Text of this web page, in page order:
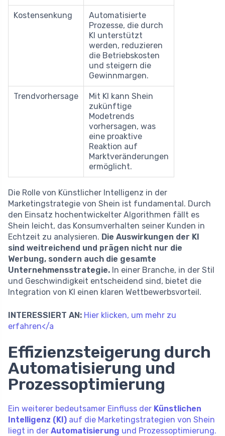
Kostensenkung
Automatisierte
Prozesse, die durch
KI unterstützt
werden, reduzieren
die Betriebskosten
und steigern die
Gewinnmargen.
Trendvorhersage
Mit KI kann Shein
zukünftige
Modetrends
vorhersagen, was
eine proaktive
Reaktion auf
Marktveränderungen
ermöglicht.
Die Rolle von Künstlicher Intelligenz in der
Marketingstrategie von Shein ist fundamental. Durch
den Einsatz hochentwickelter Algorithmen fällt es
Shein leicht, das Konsumverhalten seiner Kunden in
Echtzeit zu analysieren. Die Auswirkungen der KI
sind weitreichend und prägen nicht nur die
Werbung, sondern auch die gesamte
Unternehmensstrategie. In einer Branche, in der Stil
und Geschwindigkeit entscheidend sind, bietet die
Integration von KI einen klaren Wettbewerbsvorteil.
INTERESSIERT AN: Hier klicken, um mehr zu
erfahren</a
Effizienzsteigerung durch
Automatisierung und
Prozessoptimierung
Ein weiterer bedeutsamer Einfluss der Künstlichen
Intelligenz (KI) auf die Marketingstrategien von Shein
liegt in der Automatisierung und Prozessoptimierung.